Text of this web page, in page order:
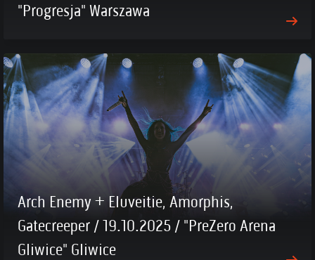
"Progresja" Warszawa
Arch Enemy + Eluveitie, Amorphis,
Gatecreeper / 19.10.2025 / "PreZero Arena
Gliwice" Gliwice